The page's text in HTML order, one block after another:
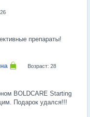
препараты!
Возраст: 28
BOLDCARE Starting
Подарок удался!!!